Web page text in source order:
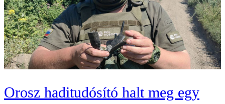
Orosz haditudósító halt meg egy